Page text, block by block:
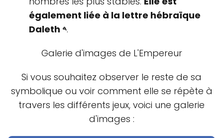
également liée à la lettre hébraïque
Daleth 𐤃.
Galerie d'images de L'Empereur
Si vous souhaitez observer le reste de sa
symbolique ou voir comment elle se répète à
travers les différents jeux, voici une galerie
d'images :